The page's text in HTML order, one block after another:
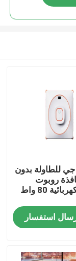
للطاولة بدون
روبوت
80 واط
استفسار